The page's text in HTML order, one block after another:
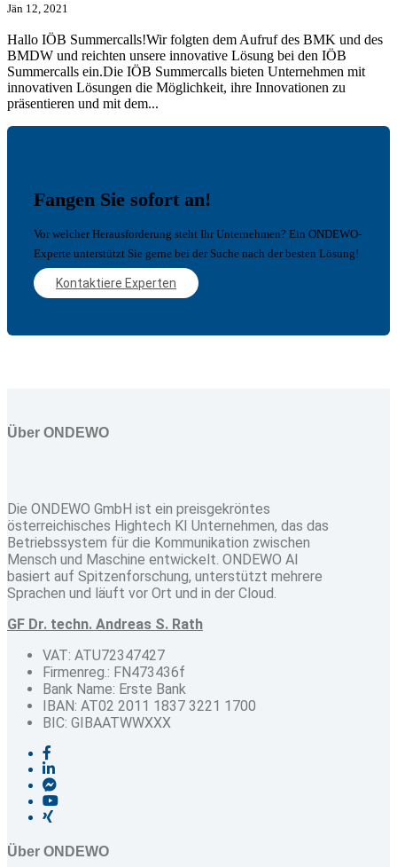
Jän 12, 2021
Hallo IÖB Summercalls!Wir folgten dem Aufruf des BMK und des
BMDW und reichten unsere innovative Lösung bei den IÖB
Summercalls ein.Die IÖB Summercalls bieten Unternehmen mit
innovativen Lösungen die Möglichkeit, ihre Innovationen zu
präsentieren und mit dem...
Fangen Sie sofort an!
Vor welcher Herausforderung steht Ihr Unternehmen? Ein ONDEWO-
Experte unterstützt Sie gerne bei der Suche nach der besten Lösung!
Kontaktiere Experten
Über ONDEWO
Die ONDEWO GmbH ist ein preisgekröntes
österreichisches Hightech KI Unternehmen, das das
Betriebssystem für die Kommunikation zwischen
Mensch und Maschine entwickelt. ONDEWO AI
basiert auf Spitzenforschung, unterstützt mehrere
Sprachen und läuft vor Ort und in der Cloud.
GF Dr. techn. Andreas S. Rath
VAT: ATU72347427
Firmenreg.: FN473436f
Bank Name: Erste Bank
IBAN: AT02 2011 1837 3221 1700
BIC: GIBAATWWXXX
Über ONDEWO